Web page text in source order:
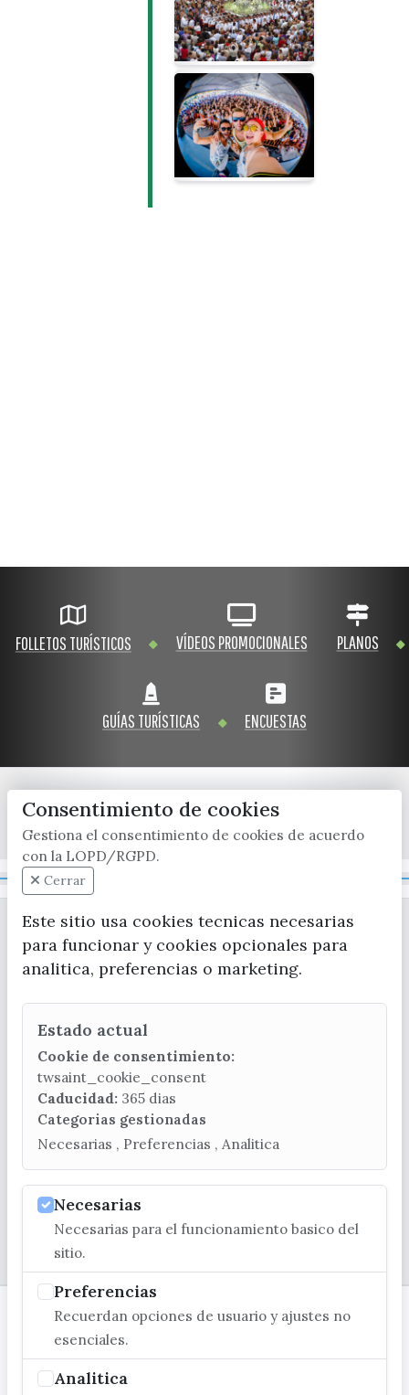
FOLLETOS TURÍSTICOS VÍDEOS PROMOCIONALES PLANOS
GUÍAS TURÍSTICAS ENCUESTAS
x / twitter facebook youtube instagram
CONTACTA CON LA OFICINA DE TURISMO
(+34) 952 541 104
turismo@velezmalaga.es
C/ Poniente, 2. CP 29740 - Torre del Mar
Consentimiento de cookies
Gestiona el consentimiento de cookies de acuerdo
con la LOPD/RGPD.
Cerrar
Este sitio usa cookies tecnicas necesarias
para funcionar y cookies opcionales para
analitica, preferencias o marketing.
Estado actual
Cookie de consentimiento:
twsaint_cookie_consent
Caducidad: 365 dias
Categorias gestionadas
Necesarias , Preferencias , Analitica
Necesarias
Necesarias para el funcionamiento basico del
sitio.
Preferencias
Recuerdan opciones de usuario y ajustes no
esenciales.
Analitica